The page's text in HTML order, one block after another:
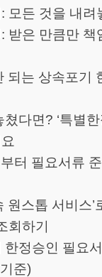
모든 것을 내려
받은 만큼만 책
되는 상속포기
다면? ‘특별한
터 필요서류
원스톱 서비스’
회하기
한정승인 필요
준)